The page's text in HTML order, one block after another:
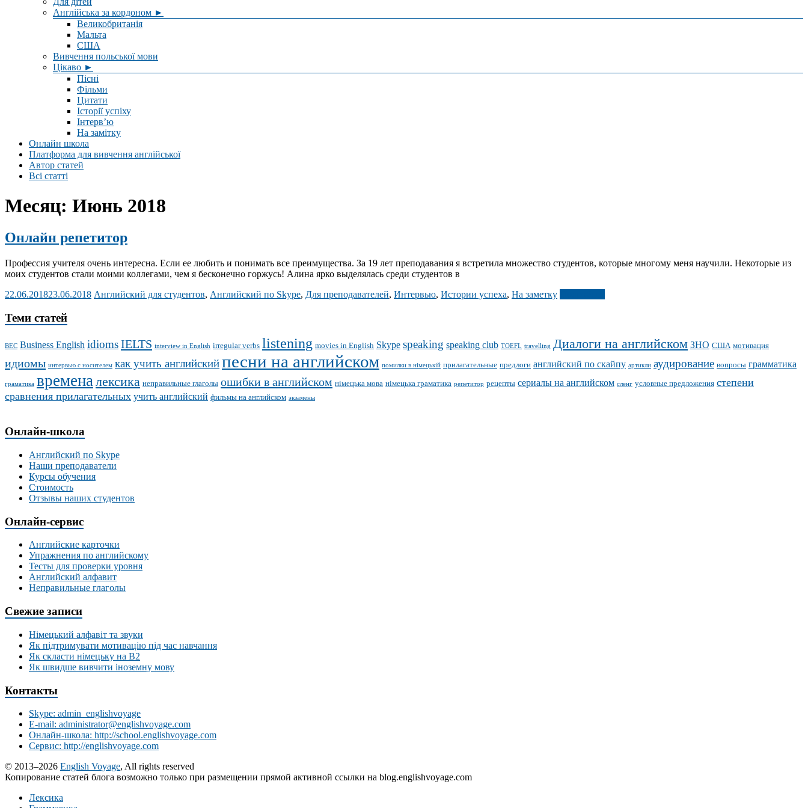
Англійська за кордоном ►
Великобританія
Мальта
США
Вивчення польської мови
Цікаво ►
Пісні
Фільми
Цитати
Історії успіху
Інтерв’ю
На замітку
Онлайн школа
Платформа для вивчення англійської
Автор статей
Всі статті
Месяц: Июнь 2018
Онлайн репетитор
Профессия учителя очень интересна. Если ее любить и понимать все преимущества. За 19 лет преподавания я встретила множество студентов, которые многому меня научили. Некоторые из
моих студентов стали моими коллегами, чем я бесконечно горжусь! Алина ярко выделялась среди студентов в
22.06.201823.06.2018 Английский для студентов, Английский по Skype, Для преподавателей, Интервью, Истории успеха, На заметку
Теми статей
BEC Business English idiomsIELTS interview in English irregular verbs listening movies in English Skype speaking speaking club TOEFL travelling Диалоги на английском ЗНО США мотивация
идиомы интервью с носителем как учить английскийпесни на английском помилки в німецькій прилагательные предлоги английский по скайпу артикли аудирование вопросы грамматика
граматика временалексика неправильные глаголы ошибки в английском німецька мова німецька граматика репетитор рецепты сериалы на английском сленг условные предложения степени
сравнения прилагательных учить английский фильмы на английском экзамены
Онлайн-школа
Английский по Skype
Наши преподаватели
Курсы обучения
Стоимость
Отзывы наших студентов
Онлайн-сервис
Английские карточки
Упражнения по английскому
Тесты для проверки уровня
Английский алфавит
Неправильные глаголы
Свежие записи
Німецький алфавіт та звуки
Як підтримувати мотивацію під час навчання
Як скласти німецьку на В2
Як швидше вивчити іноземну мову
Контакты
Skype: admin_englishvoyage
E-mail: administrator@englishvoyage.com
Онлайн-школа: http://school.englishvoyage.com
Сервис: http://englishvoyage.com
© 2013–2026 English Voyage, All rights reserved
Копирование статей блога возможно только при размещении прямой активной ссылки на blog.englishvoyage.com
Лексика